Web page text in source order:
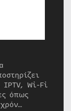
IPTV, Wi-Fi
όπως